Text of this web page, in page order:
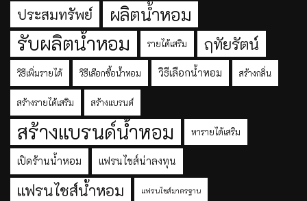
ประสมทรัพย์ ผลิตน้ำหอม
รับผลิตน้ำหอม รายได้เสริม ฤทัยรัตน์
วิธีเพิ่มรายได้ วิธีเลือกซื้อน้ำหอม วิธีเลือกน้ำหอม สร้างกลิ่น
สร้างรายได้เสริม สร้างแบรนด์
สร้างแบรนด์น้ำหอม หารายได้เสริม
เปิดร้านน้ำหอม แฟรนไชส์น่าลงทุน
แฟรนไชส์น้ำหอม แฟรนไชส์มาตรฐาน